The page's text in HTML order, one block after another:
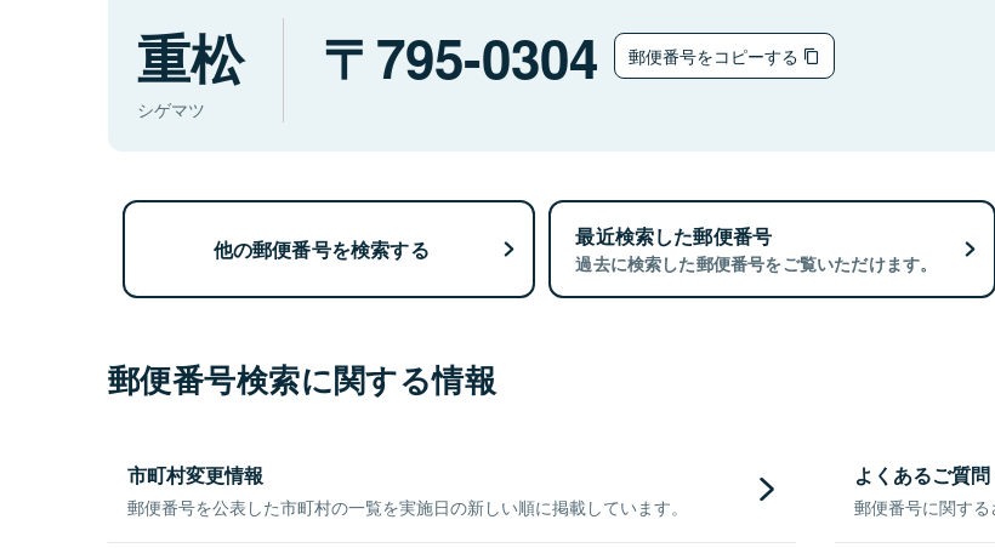
重松
シゲマツ
795-0304 郵便番号をコピーする
他の郵便番号を検索する 最近検索した郵便番号
過去に検索した郵便番号をご覧いただけます。
郵便番号検索に関する情報
市町村変更情報
郵便番号を公表した市町村の一覧を実施日の新しい順に掲載しています。
よくあるご質
郵便番号に関する